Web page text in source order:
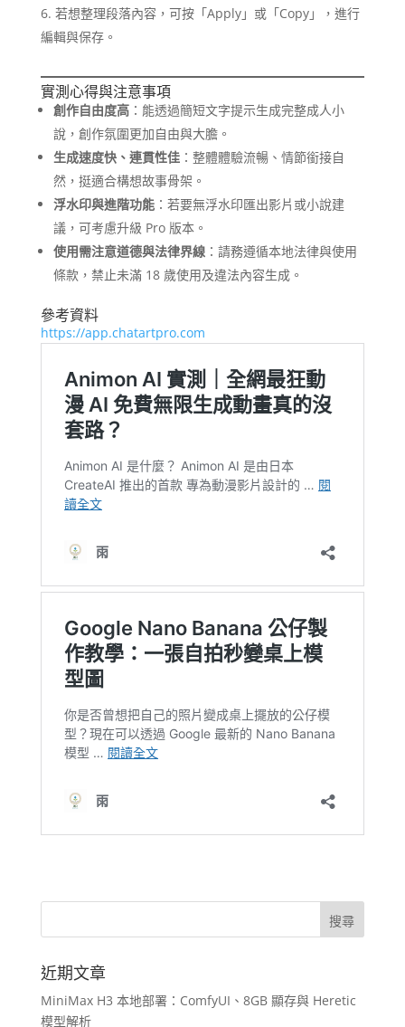
若想整理段落內容，可按「Apply」或「Copy」，進行
編輯與保存。
實測心得與注意事項
創作自由度高：能透過簡短文字提示生成完整成人小
說，創作氛圍更加自由與大膽。
生成速度快、連貫性佳：整體體驗流暢、情節銜接自
然，挺適合構想故事骨架。
浮水印與進階功能：若要無浮水印匯出影片或小說建
議，可考慮升級 Pro 版本。
使用需注意道德與法律界線：請務遵循本地法律與使用
條款，禁止未滿 18 歲使用及違法內容生成。
參考資料
https://app.chatartpro.com
近期文章
MiniMax H3 本地部署：ComfyUI、8GB 顯存與 Heretic
模型解析